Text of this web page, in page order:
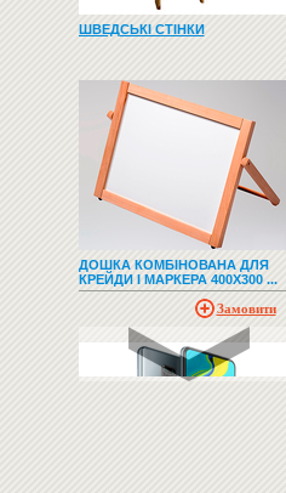
ШВЕДСЬКІ СТІНКИ
ДОШКА КОМБІНОВАНА ДЛЯ
КРЕЙДИ І МАРКЕРА 400Х300 ...
Замовити